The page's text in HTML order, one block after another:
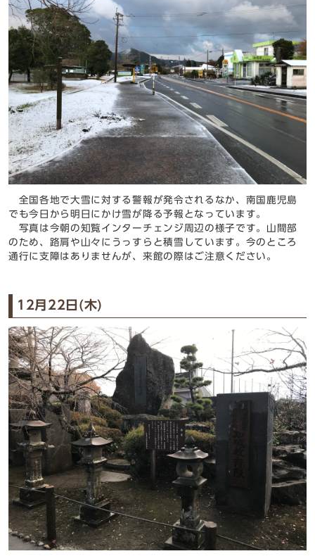
全国各地で大雪に対する警報が発令されるなか、南国鹿児島
でも今日から明日にかけ雪が降る予報となっています。
写真は今朝の知覧インターチェンジ周辺の様子です。山間部
のため、路肩や山々にうっすらと積雪しています。今のところ
通行に支障はありませんが、来館の際はご注意ください。
12月22日(木)